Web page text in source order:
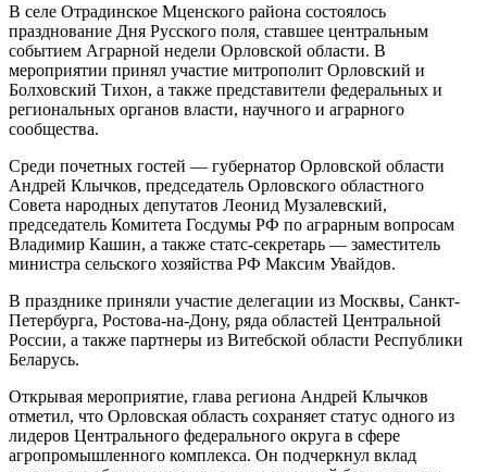
В селе Отрадинское Мценского района состоялось
празднование Дня Русского поля, ставшее центральным
событием Аграрной недели Орловской области. В
мероприятии принял участие митрополит Орловский и
Болховский Тихон, а также представители федеральных и
региональных органов власти, научного и аграрного
сообщества.
Среди почетных гостей — губернатор Орловской области
Андрей Клычков, председатель Орловского областного
Совета народных депутатов Леонид Музалевский,
председатель Комитета Госдумы РФ по аграрным вопросам
Владимир Кашин, а также статс-секретарь — заместитель
министра сельского хозяйства РФ Максим Увайдов.
В празднике приняли участие делегации из Москвы, Санкт-
Петербурга, Ростова-на-Дону, ряда областей Центральной
России, а также партнеры из Витебской области Республики
Беларусь.
Открывая мероприятие, глава региона Андрей Клычков
отметил, что Орловская область сохраняет статус одного из
лидеров Центрального федерального округа в сфере
агропромышленного комплекса. Он подчеркнул вклад